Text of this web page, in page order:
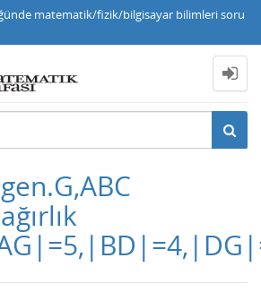
matematik/fizik/bilgisayar bilimleri soru